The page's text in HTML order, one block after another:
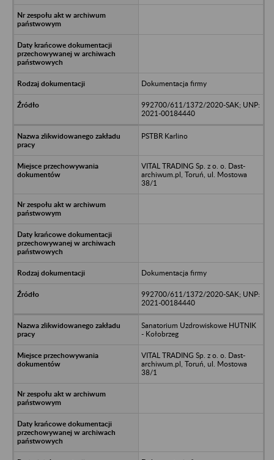
Dokumentacja firmy
992700/611/1372/2020-SAK; UNP:
2021-00184440
PSTBR Karlino
VITAL TRADING Sp. z o. o. Dast-
archiwum.pl, Toruń, ul. Mostowa
38/1
Dokumentacja firmy
992700/611/1372/2020-SAK; UNP:
2021-00184440
Sanatorium Uzdrowiskowe HUTNIK
- Kołobrzeg
VITAL TRADING Sp. z o. o. Dast-
archiwum.pl, Toruń, ul. Mostowa
38/1